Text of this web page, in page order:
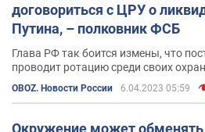
договориться с ЦРУ о
Путина, – полковник ФСБ
Глава РФ так боится измены, что
проводит ротацию среди своих
OBOZ. Новости России 6.04.2023 05:59
Окружение может обменять